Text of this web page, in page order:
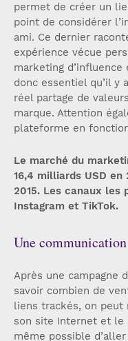
permet de créer un
point de considérer
ami. Ce dernier
expérience vécue
marketing
donc essentiel qu’il y
réel partage de
marque. Attention
plateforme en
Le marché du
16,4 milliards USD en
2015. Les canaux les
Instagram et TikTok.
Une
Après une campagne
savoir combien de
liens trackés, on
son site Internet et le
même possible